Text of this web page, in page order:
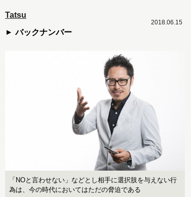
Tatsu
バックナンバー
2018.06.15
「NOと言わせない」などとし相手に選択肢を与えない行
為は、今の時代においてはただの脅迫である